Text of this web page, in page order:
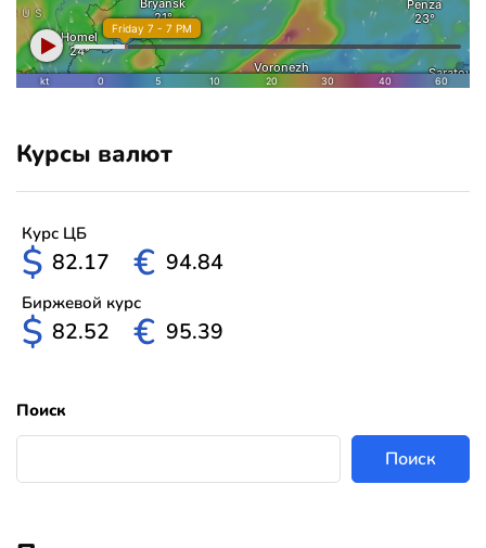
Курсы валют
Курс ЦБ
$ 82.17 € 94.84
Биржевой курс
$ 82.52 € 95.39
Поиск
Поиск